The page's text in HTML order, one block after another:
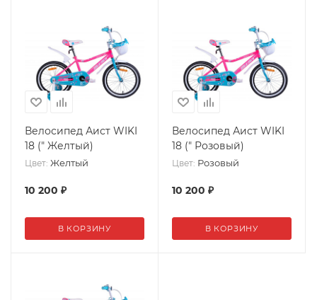
Велосипед Аист WIKI
18 (" Желтый)
Цвет: Желтый
10 200 ₽
В КОРЗИНУ
Велосипед Аист WIKI
18 (" Розовый)
Цвет: Розовый
10 200 ₽
В КОРЗИНУ